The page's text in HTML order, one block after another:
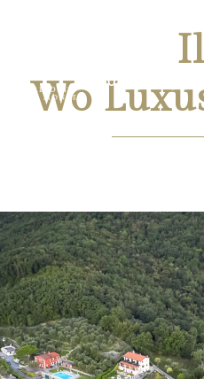
HOME PAGE
Wo